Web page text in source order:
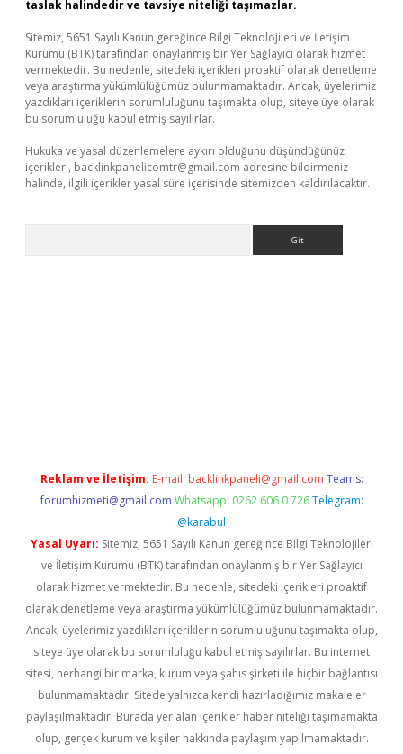
taslak halindedir ve tavsiye niteliği taşımazlar.
Sitemiz, 5651 Sayılı Kanun gereğince Bilgi Teknolojileri ve İletişim
Kurumu (BTK) tarafından onaylanmış bir Yer Sağlayıcı olarak hizmet
vermektedir. Bu nedenle, sitedeki içerikleri proaktif olarak denetleme
veya araştırma yükümlülüğümüz bulunmamaktadır. Ancak, üyelerimiz
yazdıkları içeriklerin sorumluluğunu taşımakta olup, siteye üye olarak
bu sorumluluğu kabul etmiş sayılırlar.
Hukuka ve yasal düzenlemelere aykırı olduğunu düşündüğünüz
içerikleri, backlinkpanelicomtr@gmail.com adresine bildirmeniz
halinde, ilgili içerikler yasal süre içerisinde sitemizden kaldırılacaktır.
Reklam ve İletişim: E-mail: backlinkpaneli@gmail.com Teams:
forumhizmeti@gmail.com Whatsapp: 0262 606 0 726 Telegram:
@karabul
Yasal Uyarı: Sitemiz, 5651 Sayılı Kanun gereğince Bilgi Teknolojileri
ve İletişim Kurumu (BTK) tarafından onaylanmış bir Yer Sağlayıcı
olarak hizmet vermektedir. Bu nedenle, sitedeki içerikleri proaktif
olarak denetleme veya araştırma yükümlülüğümüz bulunmamaktadır.
Ancak, üyelerimiz yazdıkları içeriklerin sorumluluğunu taşımakta olup,
siteye üye olarak bu sorumluluğu kabul etmiş sayılırlar. Bu internet
sitesi, herhangi bir marka, kurum veya şahıs şirketi ile hiçbir bağlantısı
bulunmamaktadır. Sitede yalnızca kendi hazırladığımız makaleler
paylaşılmaktadır. Burada yer alan içerikler haber niteliği taşımamakta
olup, gerçek kurum ve kişiler hakkında paylaşım yapılmamaktadır.